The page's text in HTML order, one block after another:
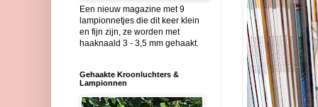
Een nieuw magazine met 9
lampionnetjes die dit keer klein
en fijn zijn, ze worden met
haaknaald 3 - 3,5 mm gehaakt.
Gehaakte Kroonluchters &
Lampionnen